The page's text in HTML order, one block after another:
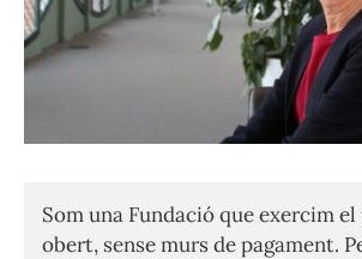
Som una Fundació que exercim
obert, sense murs de pagament.